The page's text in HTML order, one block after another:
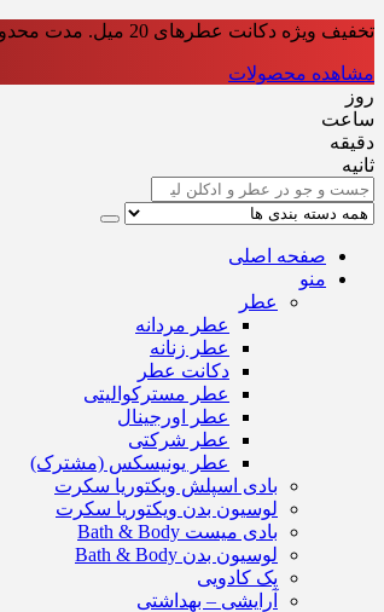
تخفیف ویژه دکانت عطرهای 20 میل. مدت محدود!!!
مشاهده محصولات
روز
ساعت‌
دقیقه
ثانیه
صفحه اصلی
منو
عطر
عطر مردانه
عطر زنانه
دکانت عطر
عطر مسترکوالیتی
عطر اورجینال
عطر شرکتی
عطر یونیسکس (مشترک)
بادی اسپلش ویکتوریا سکرت
لوسیون بدن ویکتوریا سکرت
بادی میست Bath & Body
لوسیون بدن Bath & Body
پک کادویی
آرایشی – بهداشتی